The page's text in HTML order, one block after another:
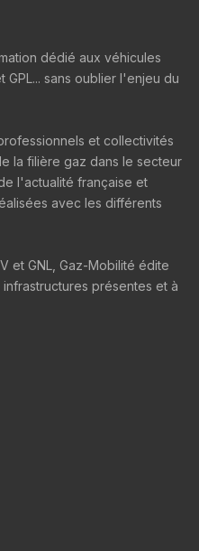
dédié aux véhicules
GPL... sans oublier l'enjeu du
et collectivités
la filière gaz dans le secteur
l'actualité française et
avec les différents
et GNL, Gaz-Mobilité édite
présentes et à